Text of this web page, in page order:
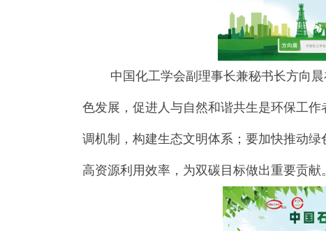
中国化工学会副理事长兼秘书长方向晨
色发展，促进人与自然和谐共生是环保工
调机制，构建生态文明体系；要加快推动
高资源利用效率，为双碳目标做出重要贡献。